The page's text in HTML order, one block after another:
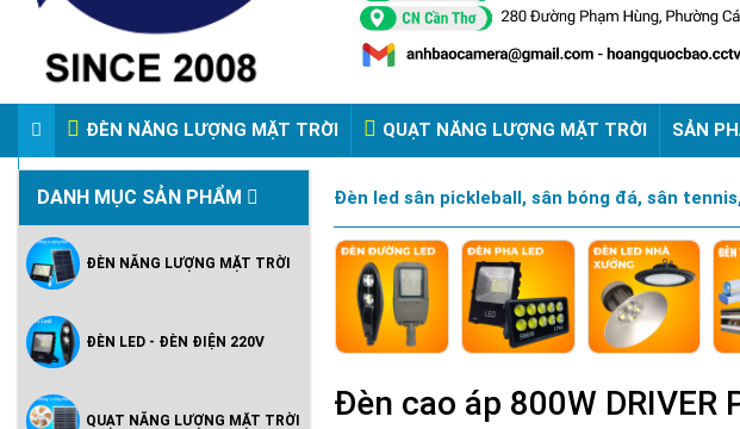
ĐÈN NĂNG LƯỢNG MẶT TRỜI QUẠT NĂNG LƯỢNG MẶT TRỜI SẢN
VIDEO ĐÈN PHA ĐIỆN 220V
DANH MỤC SẢN PHẨM
ĐÈN NĂNG LƯỢNG MẶT TRỜI
ĐÈN LED - ĐÈN ĐIỆN 220V
QUẠT NĂNG LƯỢNG MẶT TRỜI
Đèn led sân pickleball, sân bóng đá, sân
Đèn cao áp 800W